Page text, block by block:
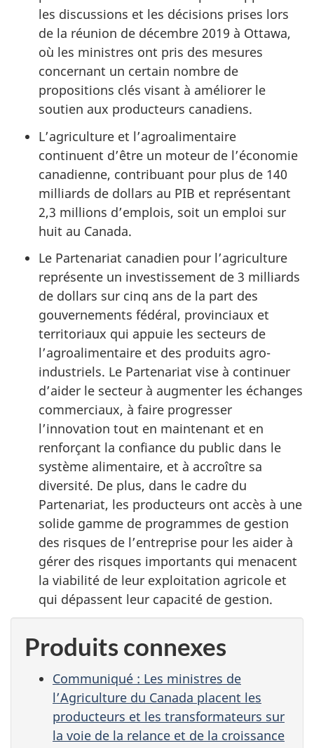
les discussions et les décisions prises lors
de la réunion de décembre 2019 à Ottawa,
où les ministres ont pris des mesures
concernant un certain nombre de
propositions clés visant à améliorer le
soutien aux producteurs canadiens.
L’agriculture et l’agroalimentaire
continuent d’être un moteur de l’économie
canadienne, contribuant pour plus de 140
milliards de dollars au PIB et représentant
2,3 millions d’emplois, soit un emploi sur
huit au Canada.
Le Partenariat canadien pour l’agriculture
représente un investissement de 3 milliards
de dollars sur cinq ans de la part des
gouvernements fédéral, provinciaux et
territoriaux qui appuie les secteurs de
l’agroalimentaire et des produits agro-
industriels. Le Partenariat vise à continuer
d’aider le secteur à augmenter les échanges
commerciaux, à faire progresser
l’innovation tout en maintenant et en
renforçant la confiance du public dans le
système alimentaire, et à accroître sa
diversité. De plus, dans le cadre du
Partenariat, les producteurs ont accès à une
solide gamme de programmes de gestion
des risques de l’entreprise pour les aider à
gérer des risques importants qui menacent
la viabilité de leur exploitation agricole et
qui dépassent leur capacité de gestion.
Produits connexes
Communiqué : Les ministres de
l’Agriculture du Canada placent les
producteurs et les transformateurs sur
la voie de la relance et de la croissance